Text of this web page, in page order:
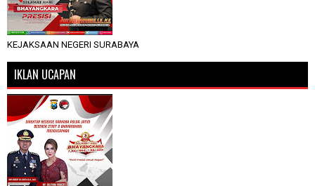
KEJAKSAAN NEGERI SURABAYA
IKLAN UCAPAN